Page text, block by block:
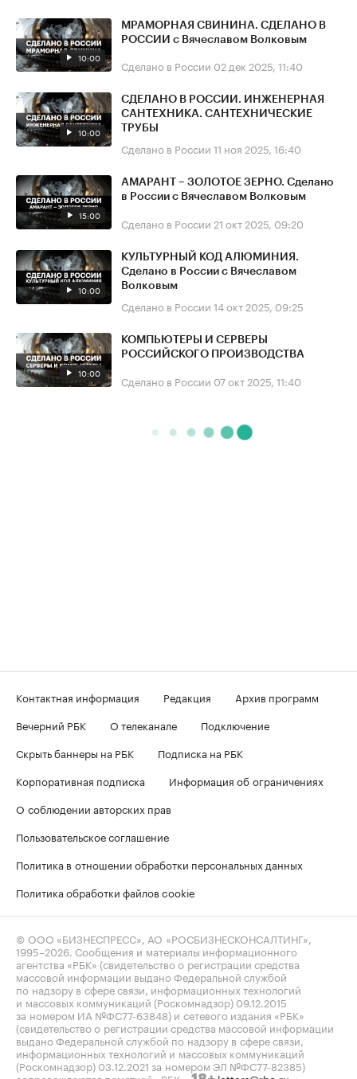
10:00
МРАМОРНАЯ СВИНИНА. СДЕЛАНО В
РОССИИ с Вячеславом Волковым
Сделано в России 02 дек 2025, 11:40
10:00
СДЕЛАНО В РОССИИ. ИНЖЕНЕРНАЯ
САНТЕХНИКА. САНТЕХНИЧЕСКИЕ
ТРУБЫ
Сделано в России 11 ноя 2025, 16:40
15:00
АМАРАНТ – ЗОЛОТОЕ ЗЕРНО. Сделано
в России с Вячеславом Волковым
Сделано в России 21 окт 2025, 09:20
10:00
КУЛЬТУРНЫЙ КОД АЛЮМИНИЯ.
Сделано в России с Вячеславом
Волковым
Сделано в России 14 окт 2025, 09:25
10:00
КОМПЬЮТЕРЫ И СЕРВЕРЫ
РОССИЙСКОГО ПРОИЗВОДСТВА
Сделано в России 07 окт 2025, 11:40
Контактная информация Редакция
Архив программ
Вечерний РБК
О телеканале
Подключение
Скрыть баннеры на РБК
Подписка на РБК
Корпоративная подписка
Информация об ограничениях
О соблюдении авторских прав
Пользовательское соглашение
Политика в отношении обработки персональных данных
Политика обработки файлов cookie
© ООО «БИЗНЕСПРЕСС», АО «РОСБИЗНЕСКОНСАЛТИНГ»,
1995–2026 . Сообщения и материалы информационного
агентства «РБК» (свидетельство о регистрации средства
массовой информации выдано Федеральной службой
по надзору в сфере связи, информационных технологий
и массовых коммуникаций (Роскомнадзор) 09.12.2015
за номером ИА №ФС77-63848) и сетевого издания «РБК»
(свидетельство о регистрации средства массовой информации
выдано Федеральной службой по надзору в сфере связи,
информационных технологий и массовых коммуникаций
(Роскомнадзор) 03.12.2021 за номером ЭЛ №ФС77-82385)